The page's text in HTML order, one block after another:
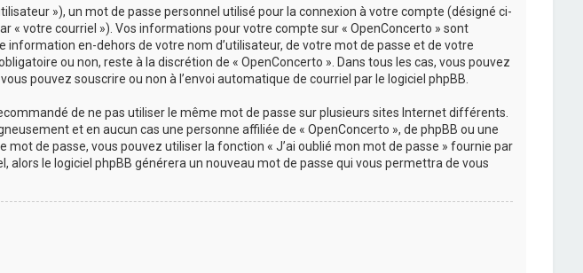
»), un mot de passe personnel utilisé pour la connexion à votre compte (désigné ci-
« votre courriel »). Vos informations pour votre compte sur « OpenConcerto » sont
en-dehors de votre nom d’utilisateur, de votre mot de passe et de votre
ou non, reste à la discrétion de « OpenConcerto ». Dans tous les cas, vous pouvez
pouvez souscrire ou non à l’envoi automatique de courriel par le logiciel phpBB.
de ne pas utiliser le même mot de passe sur plusieurs sites Internet différents.
et en aucun cas une personne affiliée de « OpenConcerto », de phpBB ou une
de passe, vous pouvez utiliser la fonction « J’ai oublié mon mot de passe » fournie par
alors le logiciel phpBB générera un nouveau mot de passe qui vous permettra de vous